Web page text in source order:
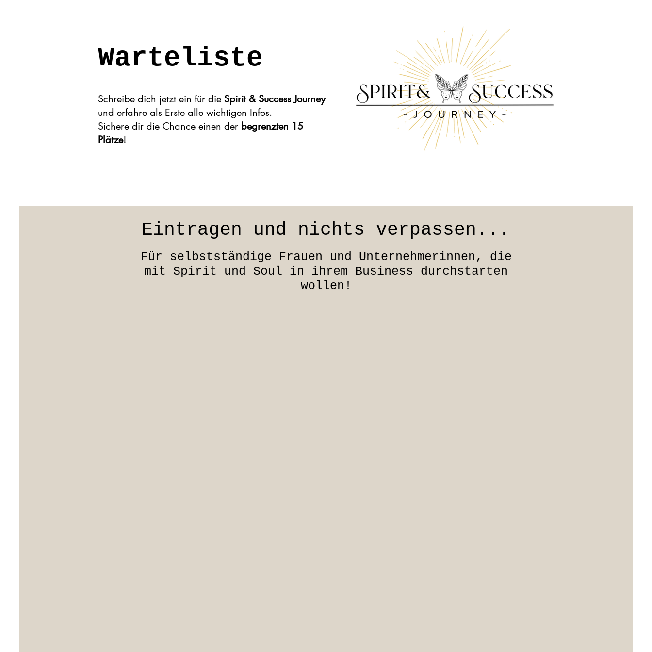
Warteliste
Schreibe dich jetzt ein für die Spirit & Success Journey
und erfahre als Erste alle wichtigen Infos.
Sichere dir die Chance einen der begrenzten 15
Plätze!
Eintragen und nichts verpassen...
Für selbstständige Frauen und Unternehmerinnen, die
mit Spirit und Soul in ihrem Business durchstarten
wollen!